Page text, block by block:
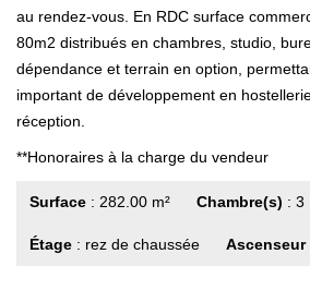
au rendez-vous. En RDC surface
80m2 distribués en chambres, studio,
dépendance et terrain en option,
important de développement en
réception.
**Honoraires à la charge du vendeur
Surface : 282.00 m² Chambre(s) : 3
Étage : rez de chaussée Ascenseur